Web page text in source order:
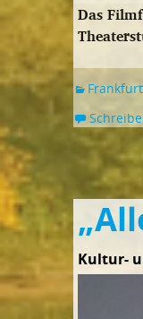
Das
Frankfurt
Kultur-